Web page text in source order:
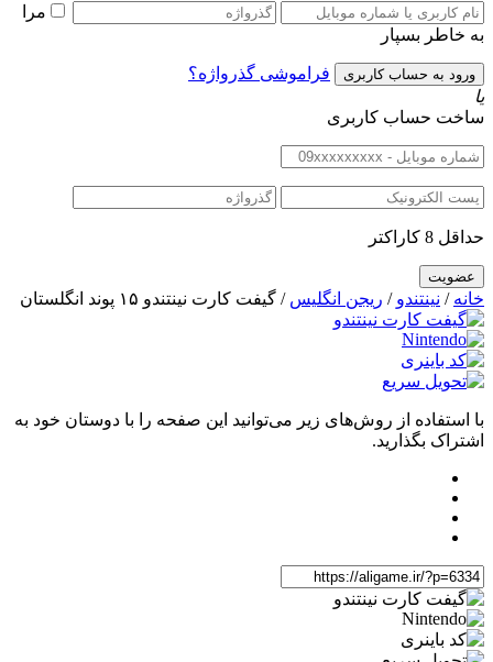
مرا
به خاطر بسپار
فراموشی گذرواژه؟
یا
ساخت حساب کاربری
حداقل 8 کاراکتر
خانه / نینتندو / ریجن انگلیس / گیفت کارت نینتندو ۱۵ پوند انگلستان
با استفاده از روش‌های زیر می‌توانید این صفحه را با دوستان خود به
اشتراک بگذارید.